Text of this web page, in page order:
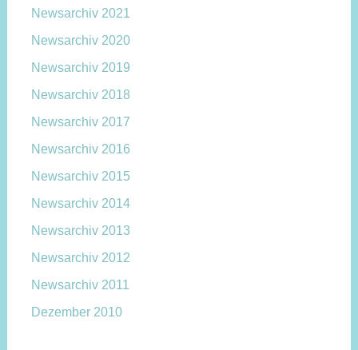
Newsarchiv 2021
Newsarchiv 2020
Newsarchiv 2019
Newsarchiv 2018
Newsarchiv 2017
Newsarchiv 2016
Newsarchiv 2015
Newsarchiv 2014
Newsarchiv 2013
Newsarchiv 2012
Newsarchiv 2011
Dezember 2010